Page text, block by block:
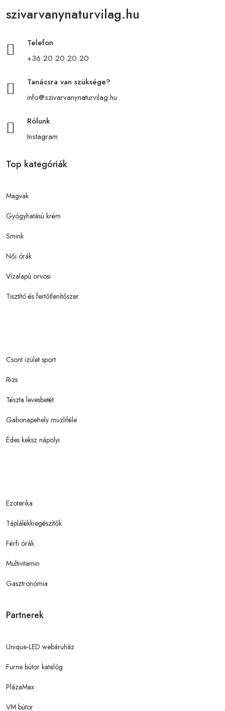
szivarvanynaturvilag.hu
Telefon
+36 20 20 20 20
Tanácsra van szüksége?
info@szivarvanynaturvilag.hu
Rólunk
Instagram
Top kategóriák
Magvak
Gyógyhatású krém
Smink
Női órák
Vízalapú orvosi
Tisztító és fertőtlenítőszer
Csont izület sport
Rizs
Tészta levesbetét
Gabonapehely müzliféle
Édes keksz nápolyi
Ezoterika
Táplálékkiegészítők
Férfi órák
Multivitamin
Gasztronómia
Partnerek
Unique-LED webáruház
Furne bútor katalóg
PlázaMax
VM bútor